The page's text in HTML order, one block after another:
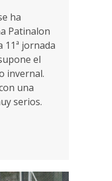
ha
Patinalon
11ª jornada
el
invernal.
una
serios.